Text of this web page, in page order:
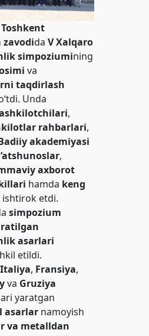
Toshkent
daV Xalqaro
simpoziumining
va
taqdirlash
Unda
,
rahbarlari,
akademiyasi
,
axborot
hamda keng
ishtirok etdi.
simpozium
asarlari
etildi.
Italiya, Fransiya,
va Gruziya
yaratgan
asarlar namoyish
va metalldan